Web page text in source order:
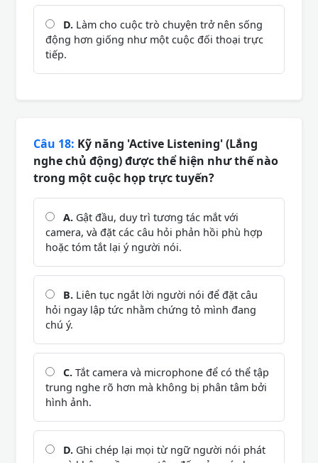
D. Làm cho cuộc trò chuyện trở nên sống
động hơn giống như một cuộc đối thoại trực
tiếp.
Câu 18: Kỹ năng 'Active Listening' (Lắng
nghe chủ động) được thể hiện như thế nào
trong một cuộc họp trực tuyến?
A. Gật đầu, duy trì tương tác mắt với
camera, và đặt các câu hỏi phản hồi phù hợp
hoặc tóm tắt lại ý người nói.
B. Liên tục ngắt lời người nói để đặt câu
hỏi ngay lập tức nhằm chứng tỏ mình đang
chú ý.
C. Tắt camera và microphone để có thể tập
trung nghe rõ hơn mà không bị phân tâm bởi
hình ảnh.
D. Ghi chép lại mọi từ ngữ người nói phát